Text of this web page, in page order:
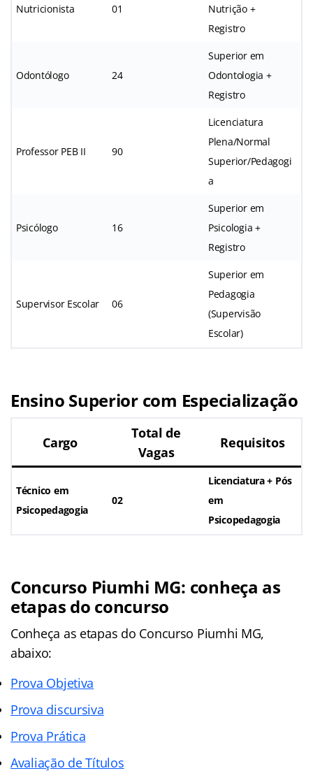
Nutricionista 01
Nutrição +
Registro
Odontólogo 24
Superior em
Odontologia +
Registro
Professor PEB II 90
Licenciatura
Plena/Normal
Superior/Pedagogi
a
Psicólogo 16
Superior em
Psicologia +
Registro
Supervisor Escolar 06
Superior em
Pedagogia
(Supervisão
Escolar)
Ensino Superior com Especialização
Cargo
Total de
Vagas
Requisitos
Técnico em
Psicopedagogia
02
Licenciatura + Pós
em
Psicopedagogia
Concurso Piumhi MG: conheça as
etapas do concurso
Conheça as etapas do Concurso Piumhi MG,
abaixo:
Prova Objetiva
Prova discursiva
Prova Prática
Avaliação de Títulos